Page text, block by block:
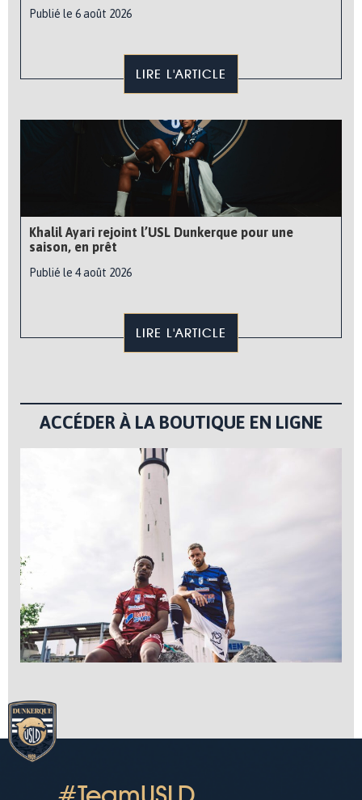
Publié le 6 août 2026
LIRE L'ARTICLE
Khalil Ayari rejoint l’USL Dunkerque pour une
saison, en prêt
Publié le 4 août 2026
LIRE L'ARTICLE
ACCÉDER À LA BOUTIQUE EN LIGNE